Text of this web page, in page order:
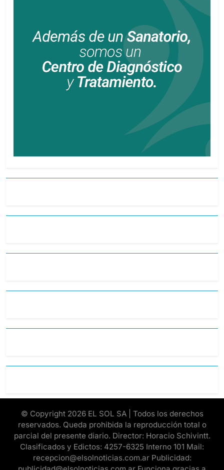
© Copyright 2026 EL SOL SA | Todos los derechos
reservados. Queda prohibida la reproducción total o
parcial del presente diario. Director: Horacio Schivintt.
Clasificados y Edictos: 4257-6325 Interno 101 Mail:
recepcion@elsolnoticias.com.ar Publicidad: